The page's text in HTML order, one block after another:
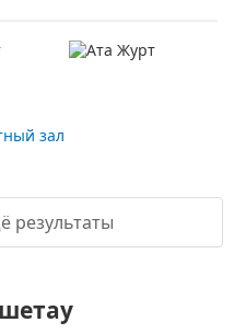
зал
результаты